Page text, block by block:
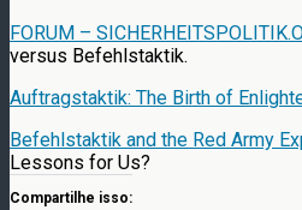
FORUM –
versus Befehlstaktik.
Auftragstaktik: The Birth of
Befehlstaktik and the Red Army
Lessons for Us?
Compartilhe isso: